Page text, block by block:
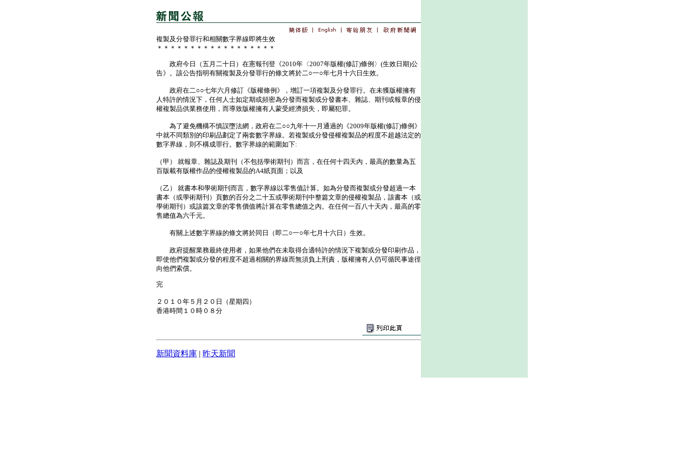
複製及分發罪行和相關數字界線即將生效
＊＊＊＊＊＊＊＊＊＊＊＊＊＊＊＊＊＊
政府今日（五月二十日）在憲報刊登《2010年〈2007年版權(修訂)條例〉(生效日期)公
告》。該公告指明有關複製及分發罪行的條文將於二○一○年七月十六日生效。
政府在二○○七年六月修訂《版權條例》，增訂一項複製及分發罪行。在未獲版權擁有
人特許的情況下，任何人士如定期或頻密為分發而複製或分發書本、雜誌、期刊或報章的侵
權複製品供業務使用，而導致版權擁有人蒙受經濟損失，即屬犯罪。
為了避免機構不慎誤墮法網，政府在二○○九年十一月通過的《2009年版權(修訂)條例》
中就不同類別的印刷品劃定了兩套數字界線。若複製或分發侵權複製品的程度不超越法定的
數字界線，則不構成罪行。數字界線的範圍如下:
（甲） 就報章、雜誌及期刊（不包括學術期刊）而言，在任何十四天內，最高的數量為五
百版載有版權作品的侵權複製品的A4紙頁面；以及
（乙） 就書本和學術期刊而言，數字界線以零售值計算。如為分發而複製或分發超過一本
書本（或學術期刊）頁數的百分之二十五或學術期刊中整篇文章的侵權複製品，該書本（或
學術期刊）或該篇文章的零售價值將計算在零售總值之內。在任何一百八十天內，最高的零
售總值為六千元。
有關上述數字界線的條文將於同日（即二○一○年七月十六日）生效。
政府提醒業務最終使用者，如果他們在未取得合適特許的情況下複製或分發印刷作品，
即使他們複製或分發的程度不超過相關的界線而無須負上刑責，版權擁有人仍可循民事途徑
向他們索償。
完
２０１０年５月２０日（星期四）
香港時間１０時０８分
新聞資料庫 | 昨天新聞